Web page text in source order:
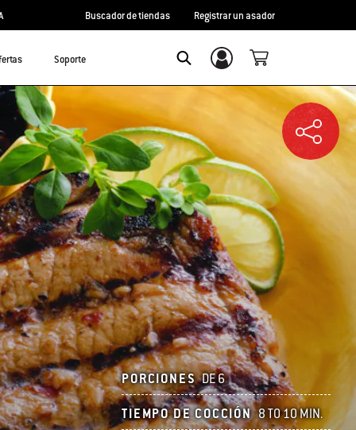
Buscador de tiendas Registrar un asador
Soporte Inicio de sesión/registro
PORCIONES DE 6
TIEMPO DE COCCIÓN 8 TO 10 MIN.